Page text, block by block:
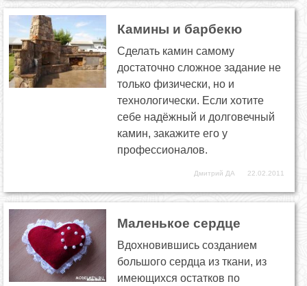
Камины и барбекю
Сделать камин самому
достаточно сложное задание не
только физически, но и
технологически. Если хотите
себе надёжный и долговечный
камин, закажите его у
профессионалов.
Дмитрий ДА 22.02.2011
Маленькое сердце
Вдохновившись созданием
большого сердца из ткани, из
имеющихся остатков по